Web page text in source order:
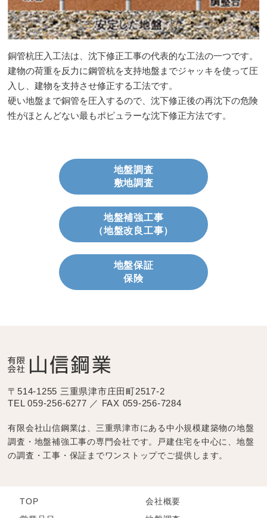
銅管杭圧入工法は、沈下修正工事の代表的な工法の一つです。
建物の荷重を反力に鋼管杭を支持地盤までジャッキを使って圧
入し、建物を支持させ修正する工法です。
硬い地盤まで銅管を圧入するので、沈下修正後の再沈下の危険
性がほとんどない最もポピュラーな沈下修正方法です。
地盤調査
敷地調査
地盤補強工事
（地盤改良工事）
地盤保証
保険
〒514-1255 三重県津市庄田町2517-2
TEL 059-256-6277 ／ FAX 059-256-7284
有限会社山信鋼業は、三重県津市にある中小規模建築物の地盤
調査・地盤補強工事の専門会社です。戸建住宅を中心に、地盤
の調査・工事・保証までワンストップでご提供します。
TOP
会社概要